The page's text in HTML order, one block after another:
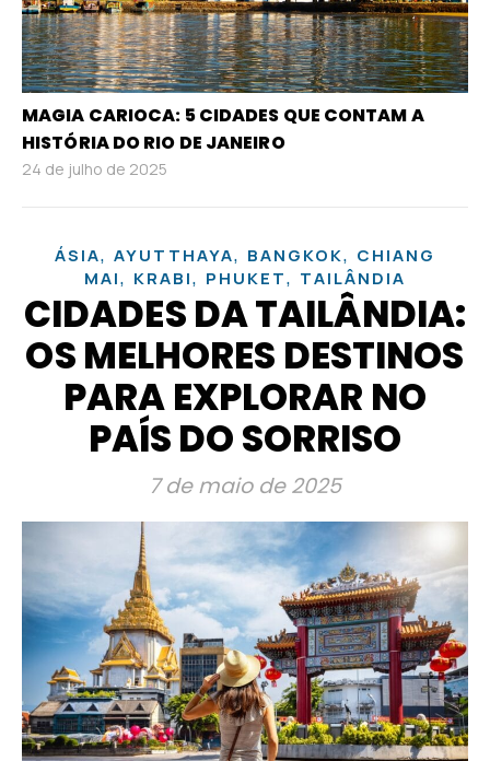
MAGIA CARIOCA: 5 CIDADES QUE CONTAM A
HISTÓRIA DO RIO DE JANEIRO
24 de julho de 2025
ÁSIA, AYUTTHAYA, BANGKOK, CHIANG
MAI, KRABI, PHUKET, TAILÂNDIA
CIDADES DA TAILÂNDIA:
OS MELHORES DESTINOS
PARA EXPLORAR NO
PAÍS DO SORRISO
7 de maio de 2025